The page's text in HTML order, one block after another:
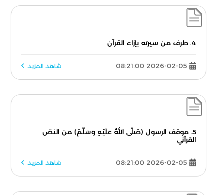
4. طرف من سيرته بإزاء القرآن
2026-02-05 08:21:00 شاهد المزيد
5. موقف الرسول (صَلَّى اللَّهُ عَلَيْهِ وَسَلَّمَ) من النصّ
القرآني
2026-02-05 08:21:00 شاهد المزيد